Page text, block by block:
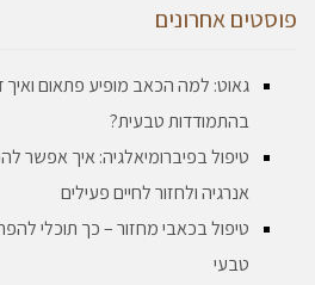
פוסטים אחרונים
גאוט: למה הכאב מופיע פתאום ואיך
בהתמודדות טבעית?
טיפול בפיברומיאלגיה: איך אפשר
אנרגיה ולחזור לחיים פעילים
טיפול בכאבי מחזור – כך תוכלי
טבעי